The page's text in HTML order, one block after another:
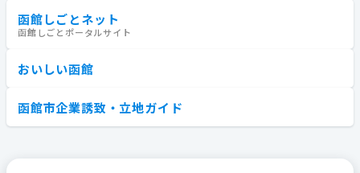
函館しごとネット
函館しごとポータルサイト
おいしい函館
函館市企業誘致・立地ガイド